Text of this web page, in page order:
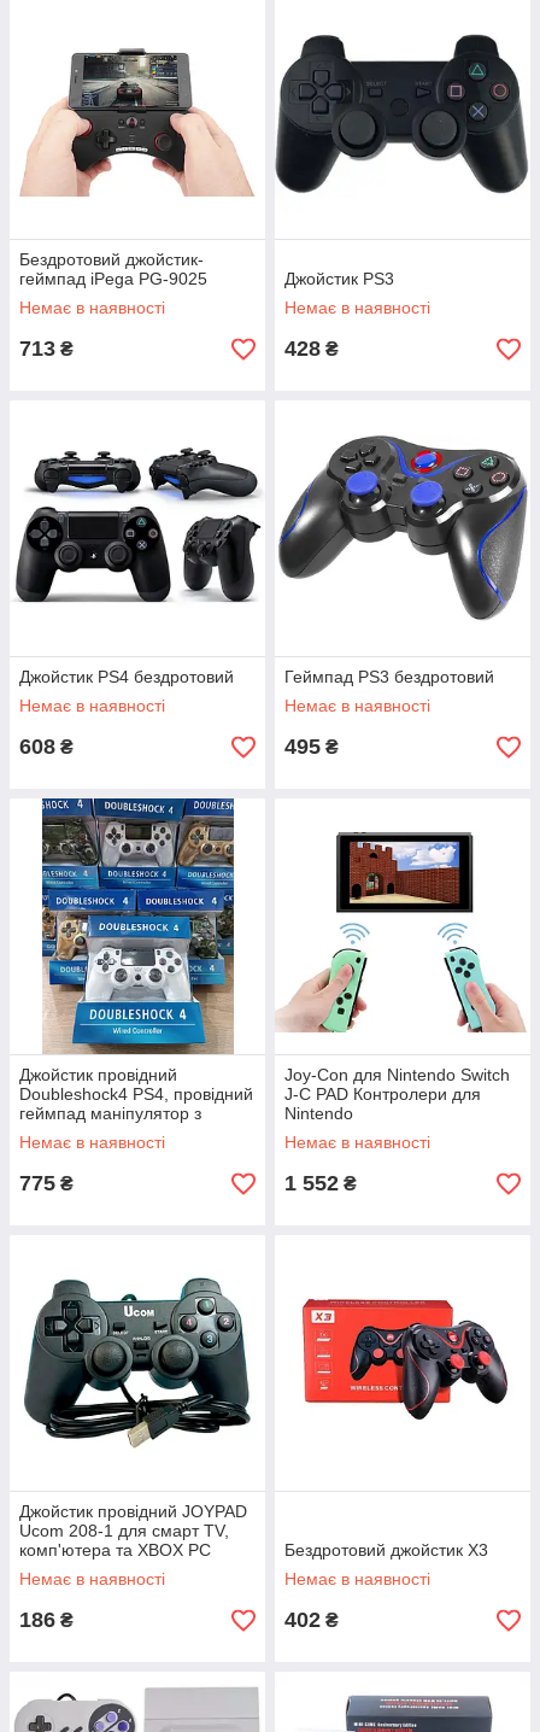
Бездротовий джойстик-
геймпад iPega PG-9025
Немає в наявності
713 ₴
Джойстик PS3
Немає в наявності
428 ₴
Джойстик PS4 бездротовий
Немає в наявності
608 ₴
Геймпад PS3 бездротовий
Немає в наявності
495 ₴
Джойстик провідний
Doubleshock4 PS4, провідний
геймпад маніпулятор з
вібрацією
Немає в наявності
775 ₴
Joy-Con для Nintendo Switch
J-C PAD Контролери для
Nintendo
Немає в наявності
1 552 ₴
Джойстик провідний JOYPAD
Ucom 208-1 для смарт TV,
комп'ютера та XBOX PC
Немає в наявності
186 ₴
Бездротовий джойстик X3
Немає в наявності
402 ₴